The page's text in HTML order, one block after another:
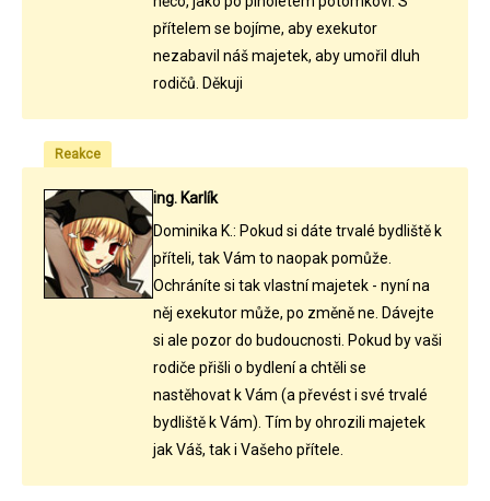
přítelem se bojíme, aby exekutor
nezabavil náš majetek, aby umořil dluh
rodičů. Děkuji
Reakce
ing. Karlík
Dominika K.: Pokud si dáte trvalé bydliště k
příteli, tak Vám to naopak pomůže.
Ochráníte si tak vlastní majetek - nyní na
něj exekutor může, po změně ne. Dávejte
si ale pozor do budoucnosti. Pokud by vaši
rodiče přišli o bydlení a chtěli se
nastěhovat k Vám (a převést i své trvalé
bydliště k Vám). Tím by ohrozili majetek
jak Váš, tak i Vašeho přítele.